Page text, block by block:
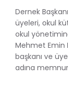
Dernek
üyeleri, okul
okul
Mehmet Emin
başkanı ve
adına